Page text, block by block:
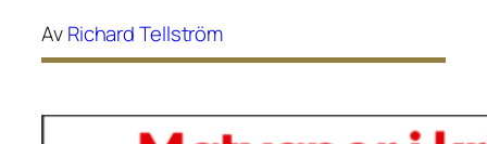
AvRichard Tellström